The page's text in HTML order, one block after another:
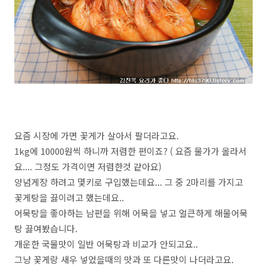
요즘 시장에 가면 꽃게가 살아서 팔더라고요.
1kg에 10000원씩 하니까 저렴한 편이죠? ( 요즘 물가가 올라서
요.... 그정도 가격이면 저렴한것 같아요)
양념게장 하려고 몇키로 구입했는데요... 그 중 2마리를 가지고
꽃게탕을 끓이려고 했는데요..
어묵탕을 좋아하는 남편을 위해 어묵을 넣고 얼큰하게 해물어묵
탕 끓여봤습니다.
개운한 국물맛이 일반 어묵탕과 비교가 안되고요..
그냥 꽃게랑 새우 넣었을때의 맛과 또 다른맛이 나더라고요.